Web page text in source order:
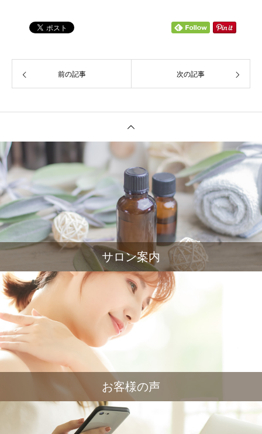
前の記事 次の記事
サロン案内
お客様の声